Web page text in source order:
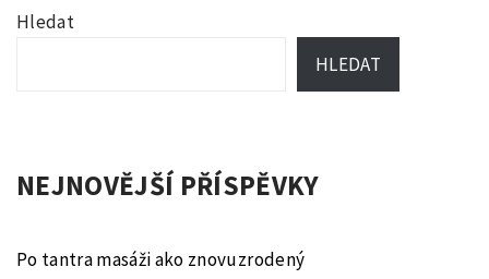
Hledat
HLEDAT
NEJNOVĚJŠÍ PŘÍSPĚVKY
Po tantra masáži ako znovuzrodený